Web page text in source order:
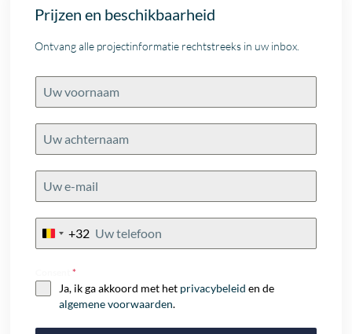
Prijzen en beschikbaarheid
Ontvang alle projectinformatie rechtstreeks in uw inbox.
Belgium
+32
Consent*
Ja, ik ga akkoord met het privacybeleid en de
algemene voorwaarden.